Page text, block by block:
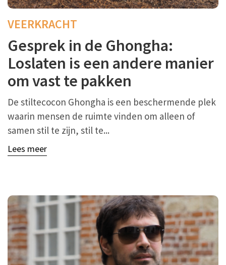
VEERKRACHT
Gesprek in de Ghongha:
Loslaten is een andere manier
om vast te pakken
De stiltecocon Ghongha is een beschermende plek
waarin mensen de ruimte vinden om alleen of
samen stil te zijn, stil te...
Lees meer